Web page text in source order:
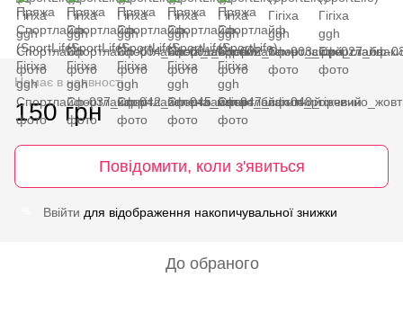
Немає в наявності
150 грн
Повідомити, коли з'явиться
Ввійти для відображення накопичувальної знижки
До обраного